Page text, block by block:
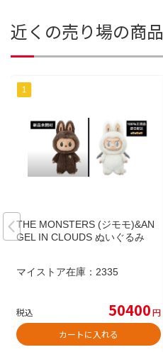
近くの売り場の商品
THE MONSTERS (ジモモ)&AN
GEL IN CLOUDS ぬいぐるみ
マイストア在庫： 2335
税込 50400円
カートに入れる